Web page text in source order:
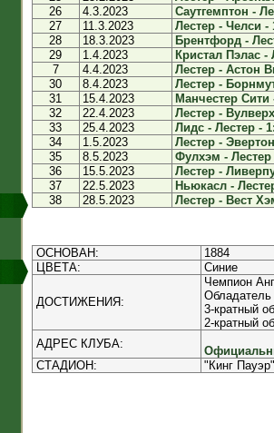
26
4.3.2023
Саутгемптон -
27
11.3.2023
Лестер - Челси -
28
18.3.2023
Брентфорд -
29
1.4.2023
Кристал Пэлас -
7
4.4.2023
Лестер - Астон
30
8.4.2023
Лестер -
31
15.4.2023
Манчестер Сити
32
22.4.2023
Лестер -
33
25.4.2023
Лидс - Лестер -
34
1.5.2023
Лестер -
35
8.5.2023
Фулхэм - Лестер
36
15.5.2023
Лестер -
37
22.5.2023
Ньюкасл -
38
28.5.2023 Лестер - Вест
ОСНОВАН:
1884
ЦВЕТА:
Синие
ДОСТИЖЕНИЯ:
Чемпион
Обладатель
3-кратный
2-кратный
АДРЕС КЛУБА:
СТАДИОН:
"Кинг